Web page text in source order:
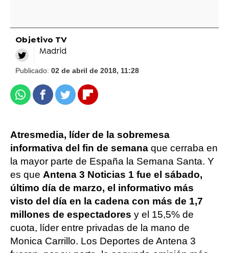
Objetivo TV
Madrid
Publicado: 02 de abril de 2018, 11:28
WhatsappFacebook
TwitterFlipboard
Atresmedia, líder de la sobremesa
informativa del fin de semana que cerraba en
la mayor parte de España la Semana Santa. Y
es que Antena 3 Noticias 1 fue el sábado,
último día de marzo, el informativo más
visto del día en la cadena con más de 1,7
millones de espectadores y el 15,5% de
cuota, líder entre privadas de la mano de
Monica Carrillo. Los Deportes de Antena 3